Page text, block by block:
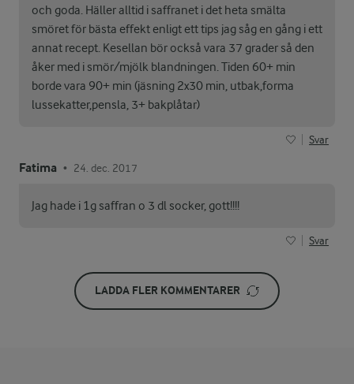
och goda. Häller alltid i saffranet i det heta smälta
smöret för bästa effekt enligt ett tips jag såg en gång i ett
annat recept. Kesellan bör också vara 37 grader så den
åker med i smör/mjölk blandningen. Tiden 60+ min
borde vara 90+ min (jäsning 2x30 min, utbak,forma
lussekatter,pensla, 3+ bakplåtar)
Svar
Fatima • 24. dec. 2017
Jag hade i 1g saffran o 3 dl socker, gott!!!!
Svar
LADDA FLER KOMMENTARER